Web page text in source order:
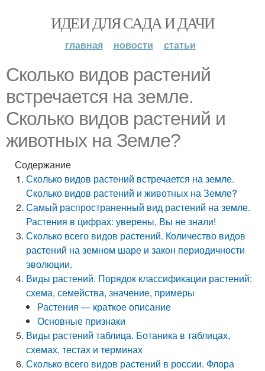
ИДЕИ ДЛЯ САДА И ДАЧИ
главная новости статьи
Сколько видов растений
встречается на земле.
Сколько видов растений и
животных на Земле?
Содержание
Сколько видов растений встречается на земле.
Сколько видов растений и животных на Земле?
Самый распространенный вид растений на земле.
Растения в цифрах: уверены, Вы не знали!
Сколько всего видов растений. Количество видов
растений на земном шаре и закон периодичности
эволюции.
Виды растений. Порядок классификации растений:
схема, семейства, значение, примеры
Растения — краткое описание
Основные признаки
Виды растений таблица. Ботаника в таблицах,
схемах, тестах и терминах
Сколько всего видов растений в россии. Флора